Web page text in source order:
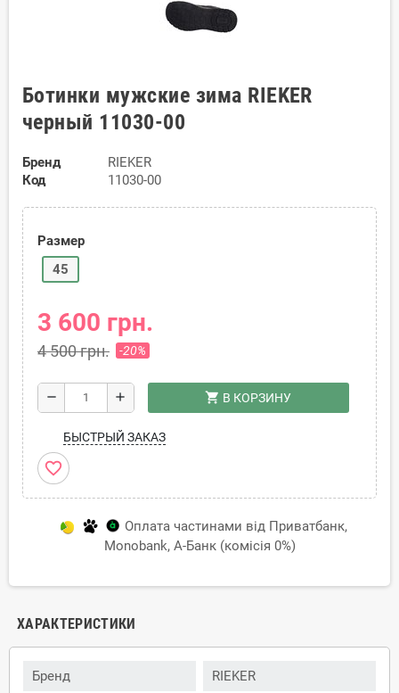
Ботинки мужские зима RIEKER
черный 11030-00
Бренд
RIEKER
Код
11030-00
Размер
45
3 600 грн.
4 500 грн. -20%
remove add shopping_cart В КОРЗИНУ
БЫСТРЫЙ ЗАКАЗ
favorite_border
Оплата частинами від Приватбанк,
Monobank, А-Банк (комісія 0%)
ХАРАКТЕРИСТИКИ
Бренд RIEKER